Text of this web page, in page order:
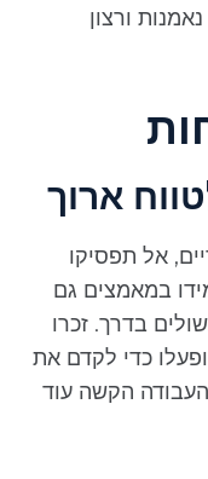
ורצון
ארוך
אל תפסיקו
במאמצים גם
בדרך. זכרו
כדי לקדם את
הקשה עוד